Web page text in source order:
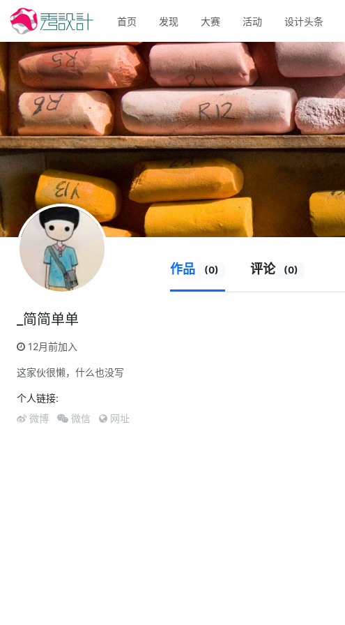
首页 发现 大赛 活动 设计头条
_简简单单
12月前加入
这家伙很懒，什么也没写
个人链接:
微博 微信 网址
作品 (0) 评论 (0)